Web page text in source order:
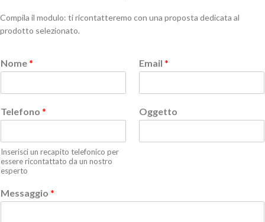
Compila il modulo: ti ricontatteremo con una proposta dedicata al
prodotto selezionato.
Nome* Email *
Telefono *
Inserisci un recapito telefonico per
essere ricontattato da un nostro
esperto
Oggetto
Messaggio *